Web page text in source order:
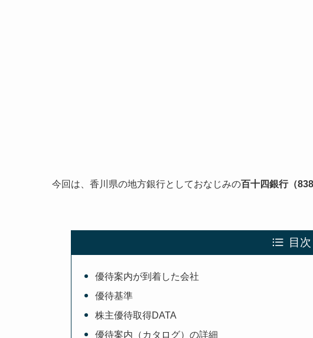
今回は、香川県の地方銀行としておなじみの百十四銀行（
目次
優待案内が到着した会社
優待基準
株主優待取得DATA
優待案内（カタログ）の詳細